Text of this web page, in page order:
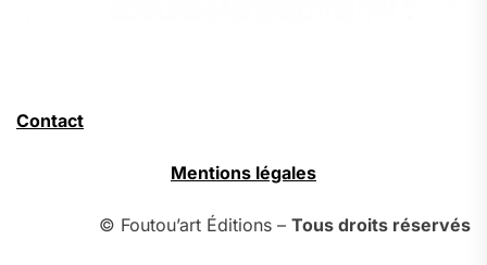
Contact
Mentions légales
© Foutou’art Éditions – Tous droits réservés